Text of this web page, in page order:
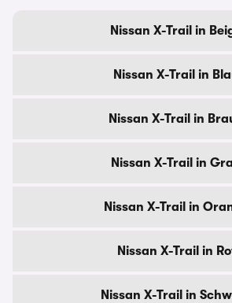
Nissan X-Trail in
Nissan X-Trail in
Nissan X-Trail in
Nissan X-Trail in
Nissan X-Trail in
Nissan X-Trail in
Nissan X-Trail in